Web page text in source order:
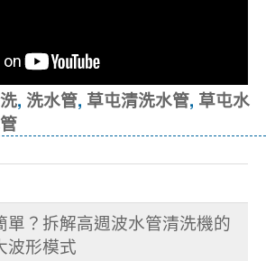
, 洗水管, 草屯清洗水管, 草屯水
單？拆解高週波水管清洗機的
波形模式